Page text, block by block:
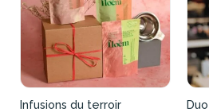
Infusions du terroir